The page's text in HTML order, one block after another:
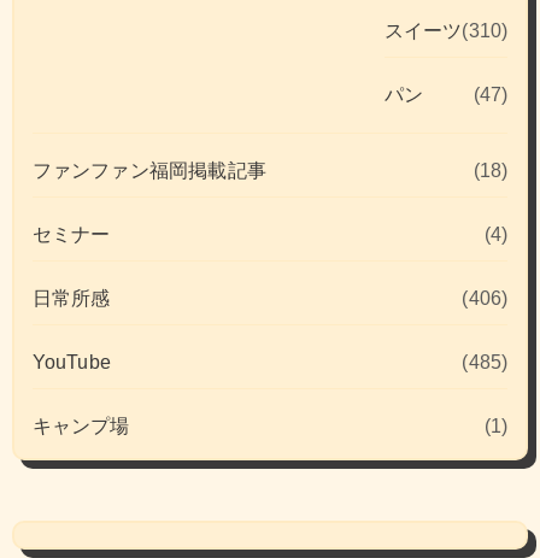
スイーツ(310)
パン (47)
ファンファン福岡掲載記事 (18)
セミナー (4)
日常所感 (406)
YouTube (485)
キャンプ場 (1)